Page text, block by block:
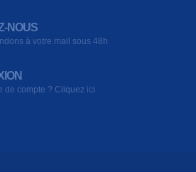
NOUS
à votre mail sous 48h
de compte ? Cliquez ici